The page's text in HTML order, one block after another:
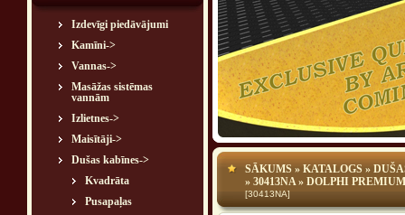
Izdevīgi piedāvājumi
Kamīni->
Vannas->
Masāžas sistēmas
vannām
Izlietnes->
Maisītāji->
Dušas kabīnes->
Kvadrāta
Pusapaļas
SĀKUMS » KATALOGS »
» 30413NA» DOLPHI
[30413NA]